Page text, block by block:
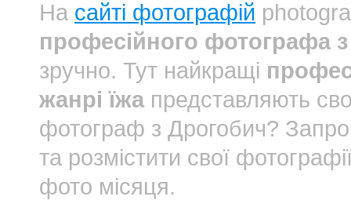
На сайті фотографій
професійного фотографа
зручно. Тут найкращі
жанрі їжапредставляють
фотограф з Дрогобич?
та розмістити свої
фото місяця.